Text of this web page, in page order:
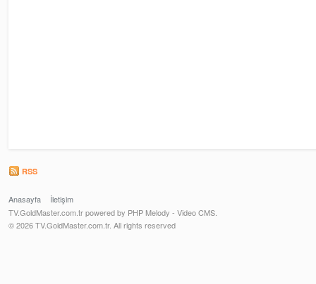
RSS
Anasayfa
İletişim
TV.GoldMaster.com.tr powered by PHP Melody - Video CMS.
© 2026 TV.GoldMaster.com.tr. All rights reserved